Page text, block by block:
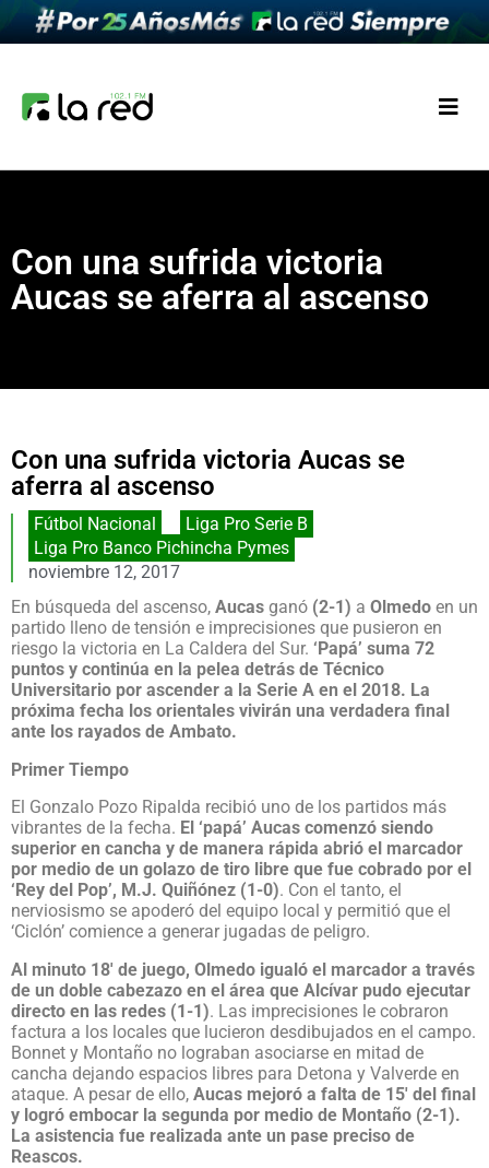
Con una sufrida victoria
Aucas se aferra al ascenso
Con una sufrida victoria Aucas se
aferra al ascenso
Fútbol Nacional
Liga Pro Serie B
Liga Pro Banco Pichincha Pymes
noviembre 12, 2017
En búsqueda del ascenso, Aucas ganó (2-1) a Olmedo en un
partido lleno de tensión e imprecisiones que pusieron en
riesgo la victoria en La Caldera del Sur. ‘Papá’ suma 72
puntos y continúa en la pelea detrás de Técnico
Universitario por ascender a la Serie A en el 2018. La
próxima fecha los orientales vivirán una verdadera final
ante los rayados de Ambato.
Primer Tiempo
El Gonzalo Pozo Ripalda recibió uno de los partidos más
vibrantes de la fecha. El ‘papá’ Aucas comenzó siendo
superior en cancha y de manera rápida abrió el marcador
por medio de un golazo de tiro libre que fue cobrado por el
‘Rey del Pop’, M.J. Quiñónez (1-0). Con el tanto, el
nerviosismo se apoderó del equipo local y permitió que el
‘Ciclón’ comience a generar jugadas de peligro.
Al minuto 18′ de juego, Olmedo igualó el marcador a través
de un doble cabezazo en el área que Alcívar pudo ejecutar
directo en las redes (1-1). Las imprecisiones le cobraron
factura a los locales que lucieron desdibujados en el campo.
Bonnet y Montaño no lograban asociarse en mitad de
cancha dejando espacios libres para Detona y Valverde en
ataque. A pesar de ello, Aucas mejoró a falta de 15′ del final
y logró embocar la segunda por medio de Montaño (2-1).
La asistencia fue realizada ante un pase preciso de
Reascos.